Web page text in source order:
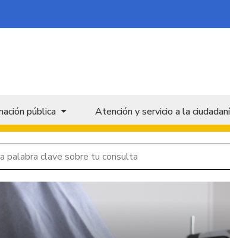
pública Atención y servicio a la